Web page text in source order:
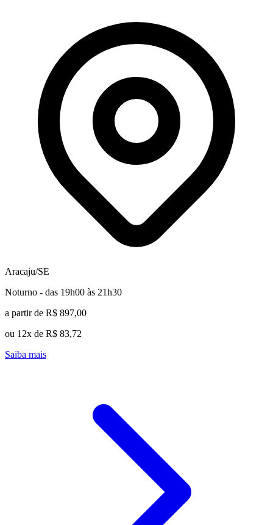
Aracaju/SE
Noturno - das 19h00 às 21h30
a partir de R$ 897,00
ou 12x de R$ 83,72
Saiba mais